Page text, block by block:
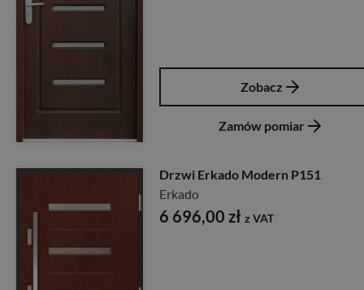
Zobacz
Zamów pomiar
Drzwi Erkado Modern P151
Erkado
6 696,00 zł z VAT